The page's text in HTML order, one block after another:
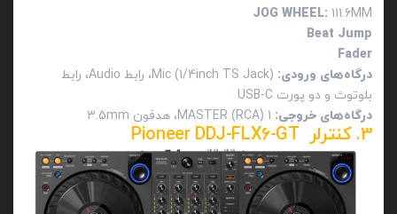
JOG WHEEL: 111.6MM
Beat Jump
Fader
درگاه‌های ورودی:
Mic (1/4inch TS Jack)، رابط Audio، رابط
بلوتوث و دو پورت USB-C
درگاه‌های خروجی: 1 MASTER (RCA)، هدفون 3.5mm
3. کنترلر Pioneer DDJ-FLX6-GT